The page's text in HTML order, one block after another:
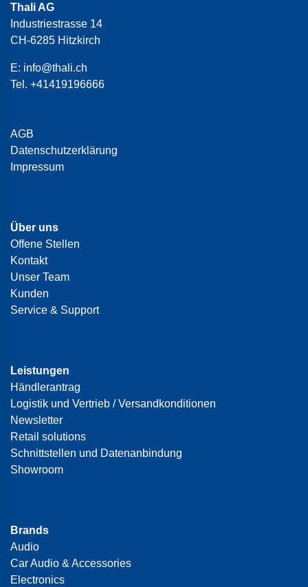
Thali AG
Industriestrasse 14
CH-6285 Hitzkirch
E: info@thali.ch
Tel. +41419196666
AGB
Datenschutzerklärung
Impressum
Über uns
Offene Stellen
Kontakt
Unser Team
Kunden
Service & Support
Leistungen
Händlerantrag
Logistik und Vertrieb / Versandkonditionen
Newsletter
Retail solutions
Schnittstellen und Datenanbindung
Showroom
Brands
Audio
Car Audio & Accessories
Electronics